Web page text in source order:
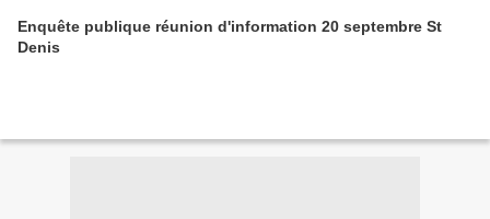
Enquête publique réunion d'information 20 septembre St
Denis